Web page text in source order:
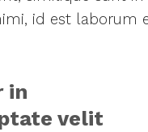
id est laborum
in
velit